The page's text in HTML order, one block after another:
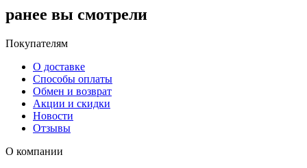
ранее вы смотрели
Покупателям
О доставке
Способы оплаты
Обмен и возврат
Акции и скидки
Новости
Отзывы
О компании